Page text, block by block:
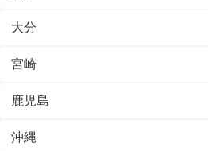
大分
宮崎
鹿児島
沖縄